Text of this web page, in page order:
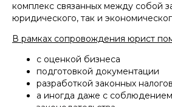
комплекс связанных между собой
юридического, так и
В рамках сопровождения юрист
с оценкой бизнеса
подготовкой документации
разработкой законных
а иногда даже с соблюдением